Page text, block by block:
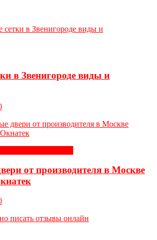
в Звенигороде виды и
от производителя в Москве